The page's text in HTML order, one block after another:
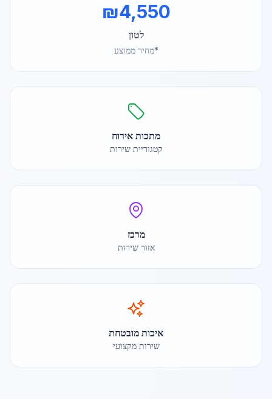
₪4,550
לטון
*מחיר ממוצע
מתכות אירוח
קטגוריית שירות
מרכז
אזור שירות
איכות מובטחת
שירות מקצועי